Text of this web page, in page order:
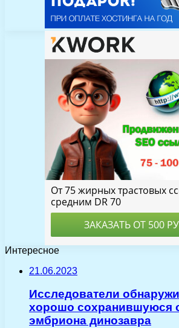
Интересное
21.06.2023
Исследователи
хорошо сохранившуюся
эмбриона динозавра